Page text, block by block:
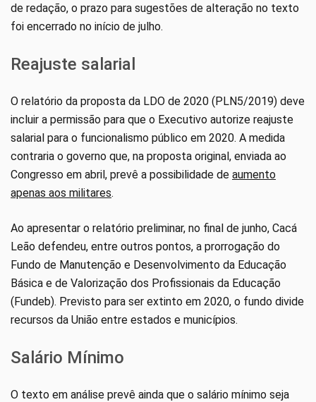
de redação, o prazo para sugestões de alteração no texto
foi encerrado no início de julho.
Reajuste salarial
O relatório da proposta da LDO de 2020 (PLN5/2019) deve
incluir a permissão para que o Executivo autorize reajuste
salarial para o funcionalismo público em 2020. A medida
contraria o governo que, na proposta original, enviada ao
Congresso em abril, prevê a possibilidade de aumento
apenas aos militares.
Ao apresentar o relatório preliminar, no final de junho, Cacá
Leão defendeu, entre outros pontos, a prorrogação do
Fundo de Manutenção e Desenvolvimento da Educação
Básica e de Valorização dos Profissionais da Educação
(Fundeb). Previsto para ser extinto em 2020, o fundo divide
recursos da União entre estados e municípios.
Salário Mínimo
O texto em análise prevê ainda que o salário mínimo seja